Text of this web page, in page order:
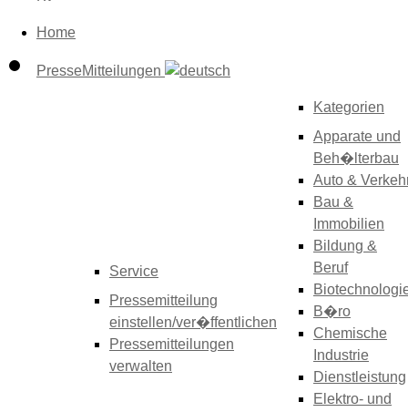
Home
PresseMitteilungen
Service
Pressemitteilung
einstellen/ver�ffentlichen
Pressemitteilungen
verwalten
Kategorien
Apparate und
Beh�lterbau
Auto &
Bau &
Immobilien
Bildung &
Beruf
B�ro
Chemische
Industrie
Dienstleistung
Elektro- und